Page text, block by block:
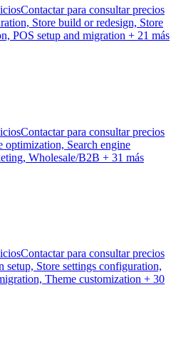
Contactar para consultar precios
Store build or redesign, Store
POS setup and migration + 21 más
Contactar para consultar precios
optimization, Search engine
Wholesale/B2B + 31 más
Contactar para consultar precios
setup, Store settings configuration,
Theme customization + 30